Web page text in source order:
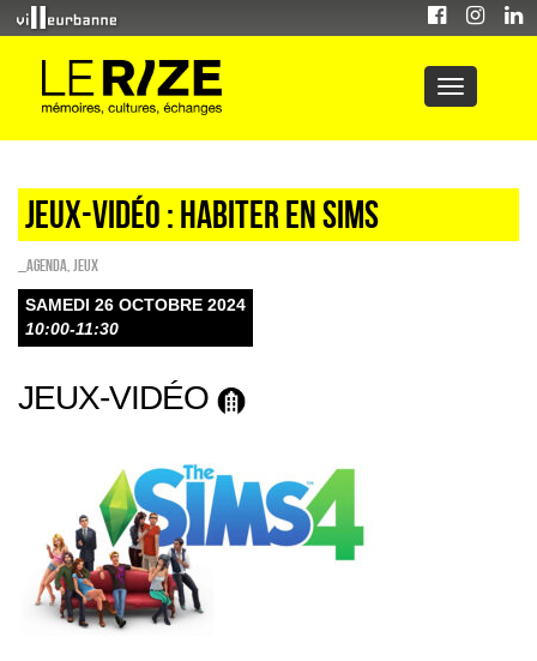
JEUX-VIDÉO : HABITER EN SIMS
_Agenda Jeux
SAMEDI 26 OCTOBRE 2024
10:00-11:30
JEUX-VIDÉO